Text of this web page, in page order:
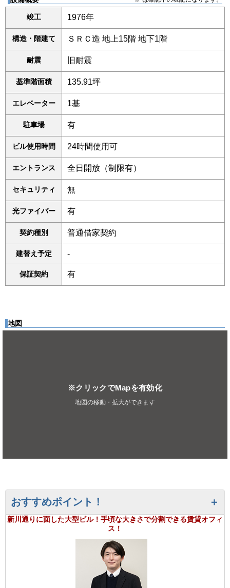
竣工 1976年
構造・階建て ＳＲＣ造 地上15階 地下1階
耐震 旧耐震
基準階面積 135.91坪
エレベーター 1基
駐車場 有
ビル使用時間 24時間使用可
エントランス 全日開放（制限有）
セキュリティ 無
光ファイバー 有
契約種別 普通借家契約
建替え予定 -
保証契約 有
地図
※クリックでMapを有効化
地図の移動・拡大ができます
おすすめポイント！
新川通りに面した大型ビル！手頃な大きさで分割できる賃貸オフィ
ス！